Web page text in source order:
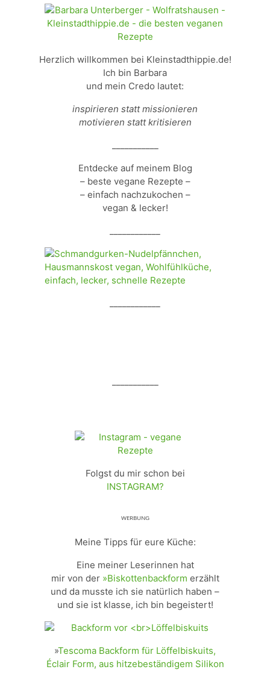
Herzlich willkommen bei Kleinstadthippie.de!
Ich bin Barbara
und mein Credo lautet:
inspirieren statt missionieren
motivieren statt kritisieren
Entdecke auf meinem Blog
– beste vegane Rezepte –
– einfach nachzukochen –
vegan & lecker!
Folgst du mir schon bei
INSTAGRAM?
ᵂᴱᴿᴮᵁᴺᴳ
Meine Tipps für eure Küche:
Eine meiner Leserinnen hat
mir von der »Biskottenbackform erzählt
und da musste ich sie natürlich haben –
und sie ist klasse, ich bin begeistert!
»Tescoma Backform für Löffelbiskuits,
Éclair Form, aus hitzebeständigem Silikon